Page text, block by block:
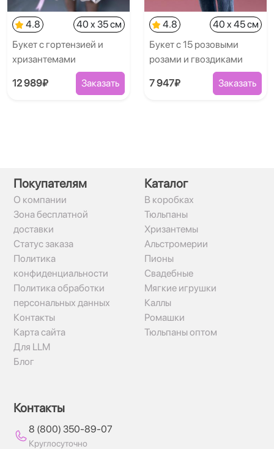
4.8
40 x 35 см
Букет с гортензией и
хризантемами
12 989₽ Заказать
4.8
40 x 45 см
Букет с 15 розовыми
розами и гвоздиками
7 947₽ Заказать
Покупателям
О компании
Зона бесплатной
доставки
Статус заказа
Политика
конфиденциальности
Политика обработки
персональных данных
Контакты
Карта сайта
Для LLM
Блог
Каталог
В коробках
Тюльпаны
Хризантемы
Альстромерии
Пионы
Свадебные
Мягкие игрушки
Каллы
Ромашки
Тюльпаны оптом
Контакты
8 (800) 350-89-07
Круглосуточно